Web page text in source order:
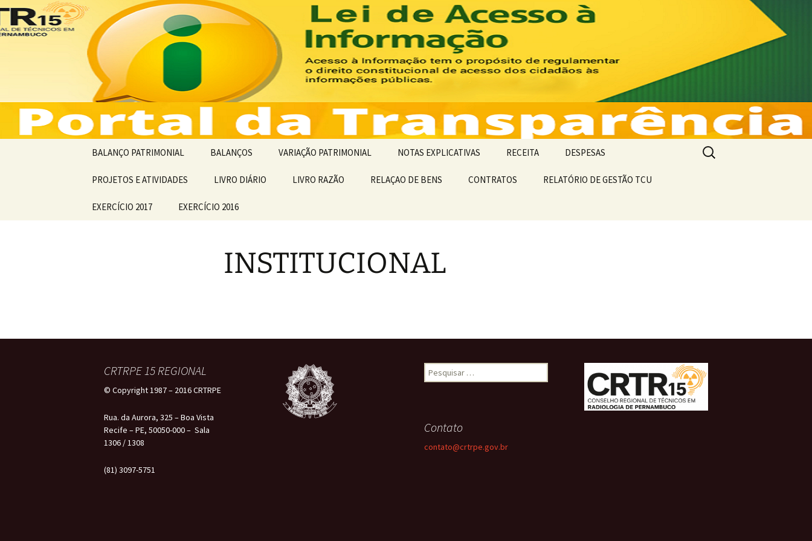
Saltar
para
o
Portal da Transparência | Prestação de
Contas – CRTRPE 15
Lei de acesso a informação
BALANÇO PATRIMONIAL
BALANÇO PATRIMONIAL
BALANÇOS
BALANCETE
VARIAÇÃO PATRIMONIAL NOTAS EXPLICATIVAS
NOTA EXPLICATIVA 2017
NOTA EXPLICATIVA 2020
RECEITA
PREVISÃO DE RECEITA
DESPESAS
FIXAÇÃO DE DESPESAS
PROJETOS E ATIVIDADES LIVRO DIÁRIO LIVRO RAZÃO RELAÇAO DE BENS CONTRATOS RELATÓRIO DE GESTÃO TCU
EXERCÍCIO 2017 EXERCÍCIO 2016
Pesquisar
por:
INSTITUCIONAL
CRTRPE 15 REGIONAL
© Copyright 1987 – 2016 CRTRPE
Rua. da Aurora, 325 – Boa Vista
Recife – PE, 50050-000 – Sala
1306 / 1308
(81) 3097-5751
Pesquisar
por:
Contato
contato@crtrpe.gov.br